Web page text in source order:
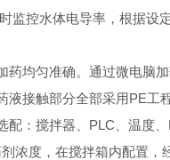
控水体电导率，根据设定
匀准确。通过微电脑加
触部分全部采用PE工程
：搅拌器、PLC、温度、
度，在搅拌箱内配置，